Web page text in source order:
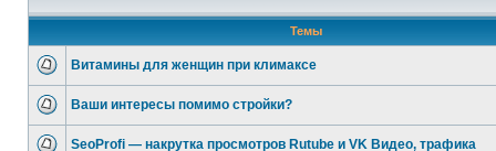
Темы
Витамины для женщин при климаксе
Ваши интересы помимо стройки?
SeoProfi — накрутка просмотров Rutube и VK Видео, трафика